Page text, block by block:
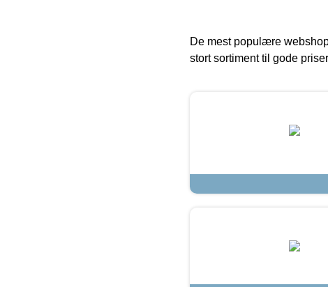
De mest populære
stort sortiment til gode